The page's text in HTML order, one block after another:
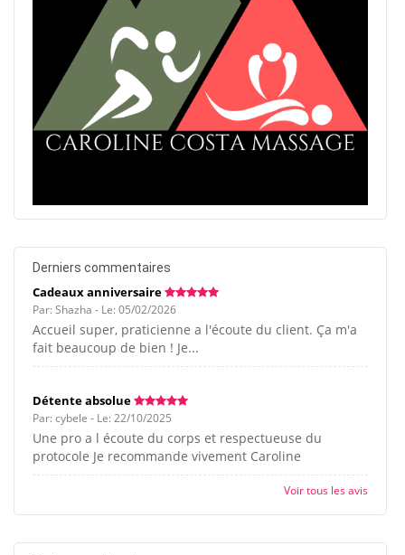
Derniers commentaires
Cadeaux anniversaire
Par: Shazha - Le: 05/02/2026
Accueil super, praticienne a l'écoute du client. Ça m'a
fait beaucoup de bien ! Je...
Détente absolue
Par: cybele - Le: 22/10/2025
Une pro a l écoute du corps et respectueuse du
protocole Je recommande vivement Caroline
Voir tous les avis